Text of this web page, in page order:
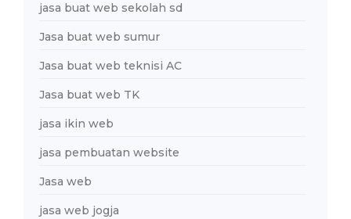
jasa buat web sekolah sd
Jasa buat web sumur
Jasa buat web teknisi AC
Jasa buat web TK
jasa ikin web
jasa pembuatan website
Jasa web
jasa web jogja